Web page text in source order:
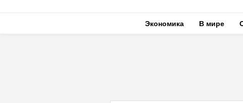
Экономика В мире